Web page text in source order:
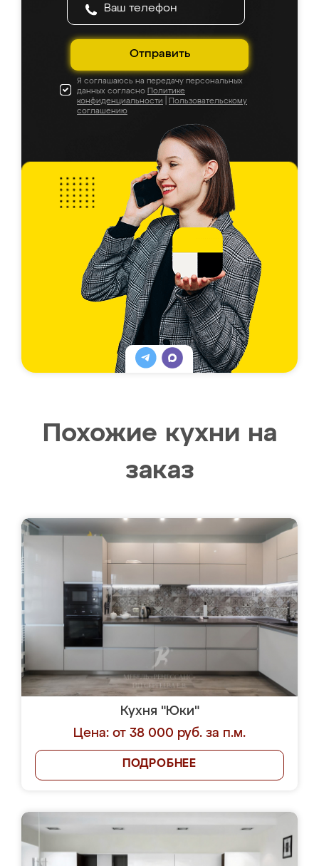
Отправить
Я соглашаюсь на передачу персональных
данных согласно Политике
конфиденциальности
Пользовательскому
соглашению
Похожие кухни на
заказ
Кухня "Юки"
Цена: от 38 000 руб. за п.м.
ПОДРОБНЕЕ